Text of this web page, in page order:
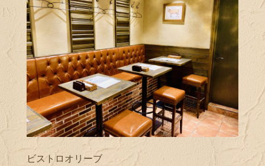
ビストロオリーブ